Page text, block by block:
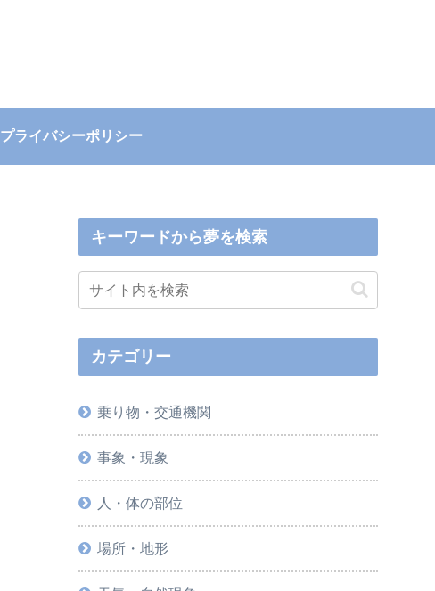
プライバシーポリシー
キーワードから夢を検索
カテゴリー
乗り物・交通機関
事象・現象
人・体の部位
場所・地形